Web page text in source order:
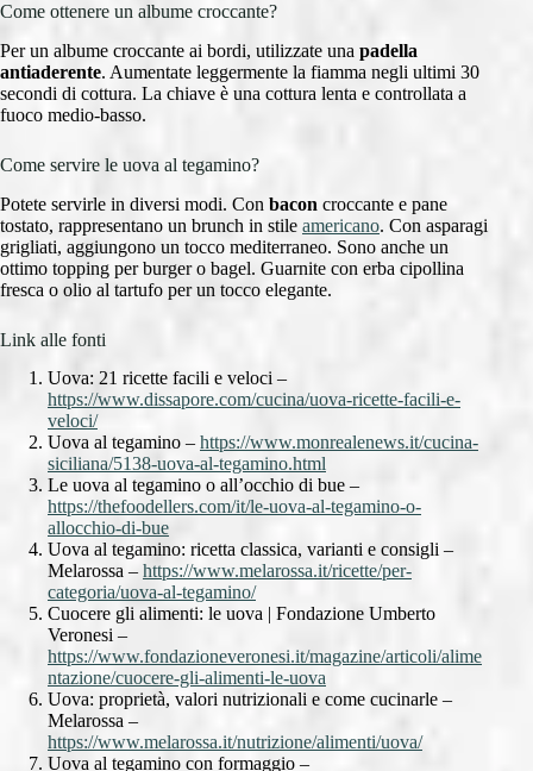
Come ottenere un albume croccante?
Per un albume croccante ai bordi, utilizzate una padella
antiaderente. Aumentate leggermente la fiamma negli ultimi 30
secondi di cottura. La chiave è una cottura lenta e controllata a
fuoco medio-basso.
Come servire le uova al tegamino?
Potete servirle in diversi modi. Con bacon croccante e pane
tostato, rappresentano un brunch in stile americano. Con asparagi
grigliati, aggiungono un tocco mediterraneo. Sono anche un
ottimo topping per burger o bagel. Guarnite con erba cipollina
fresca o olio al tartufo per un tocco elegante.
Link alle fonti
Uova: 21 ricette facili e veloci –
https://www.dissapore.com/cucina/uova-ricette-facili-e-
veloci/
Uova al tegamino – https://www.monrealenews.it/cucina-
siciliana/5138-uova-al-tegamino.html
Le uova al tegamino o all’occhio di bue –
https://thefoodellers.com/it/le-uova-al-tegamino-o-
allocchio-di-bue
Uova al tegamino: ricetta classica, varianti e consigli –
Melarossa –https://www.melarossa.it/ricette/per-
categoria/uova-al-tegamino/
Cuocere gli alimenti: le uova | Fondazione Umberto
Veronesi –
https://www.fondazioneveronesi.it/magazine/articoli/alime
ntazione/cuocere-gli-alimenti-le-uova
Uova: proprietà, valori nutrizionali e come cucinarle –
Melarossa –
https://www.melarossa.it/nutrizione/alimenti/uova/
Uova al tegamino con formaggio –